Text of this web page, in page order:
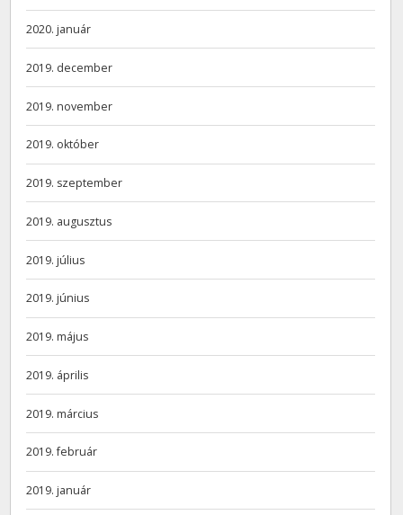
2020. január
2019. december
2019. november
2019. október
2019. szeptember
2019. augusztus
2019. július
2019. június
2019. május
2019. április
2019. március
2019. február
2019. január